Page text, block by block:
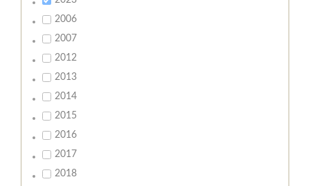
2006
2007
2012
2013
2014
2015
2016
2017
2018